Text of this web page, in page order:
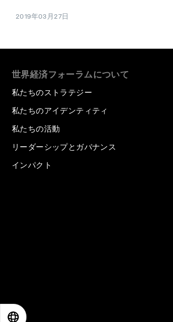
2019年03月27日
世界経済フォーラムについて
私たちのストラテジー
私たちのアイデンティティ
私たちの活動
リーダーシップとガバナンス
インパクト